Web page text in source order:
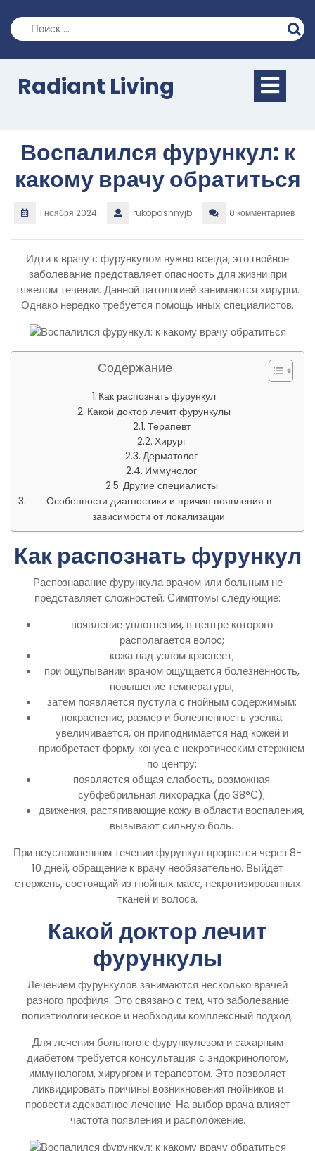
содержимому
Radiant Living
Воспалился фурункул: к
какому врачу обратиться
1 ноября 2024 rukopashnyjb 0 комментариев
Идти к врачу с фурункулом нужно всегда, это гнойное
заболевание представляет опасность для жизни при
тяжелом течении. Данной патологией занимаются хирурги.
Однако нередко требуется помощь иных специалистов.
Содержание
Как распознать фурункул
Какой доктор лечит фурункулы
Терапевт
Хирург
Дерматолог
Иммунолог
Другие специалисты
Особенности диагностики и причин появления в
зависимости от локализации
Как распознать фурункул
Распознавание фурункула врачом или больным не
представляет сложностей. Симптомы следующие:
появление уплотнения, в центре которого
располагается волос;
кожа над узлом краснеет;
при ощупывании врачом ощущается болезненность,
повышение температуры;
затем появляется пустула с гнойным содержимым;
покраснение, размер и болезненность узелка
увеличивается, он приподнимается над кожей и
приобретает форму конуса с некротическим стержнем
по центру;
появляется общая слабость, возможная
субфебрильная лихорадка (до 38°С);
движения, растягивающие кожу в области воспаления,
вызывают сильную боль.
При неусложненном течении фурункул прорвется через 8-
10 дней, обращение к врачу необязательно. Выйдет
стержень, состоящий из гнойных масс, некротизированных
тканей и волоса.
Какой доктор лечит
фурункулы
Лечением фурункулов занимаются несколько врачей
разного профиля. Это связано с тем, что заболевание
полиэтиологическое и необходим комплексный подход.
Для лечения больного с фурункулезом и сахарным
диабетом требуется консультация с эндокринологом,
иммунологом, хирургом и терапевтом. Это позволяет
ликвидировать причины возникновения гнойников и
провести адекватное лечение. На выбор врача влияет
частота появления и расположение.